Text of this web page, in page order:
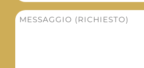
Messaggio